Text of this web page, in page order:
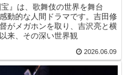
』は、歌舞伎の世界を舞台
動的な人間ドラマです。吉田修
がメガホンを取り、吉沢亮と横
来、その深い世界観
2026.06.09